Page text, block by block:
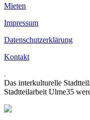
Mieten
Impressum
Datenschutzerklärung
Kontakt
.
Das interkulturelle
Stadtteilarbeit Ulme35